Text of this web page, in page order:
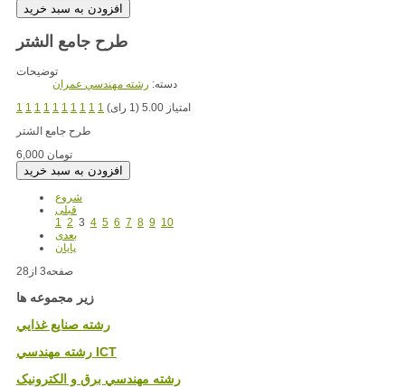
طرح جامع الشتر
توضیحات
دسته: رشته مهندسي عمران
1 1 1 1 1 1 1 1 1 1
امتیاز 5.00 (1 رای)
طرح جامع الشتر
6,000 تومان
شروع
قبلی
1 2 3 4 5 6 7 8 9 10
بعدی
پایان
صفحه3 از28
زیر مجموعه ها
رشته صنايع غذايي
رشته مهندسي ICT
رشته مهندسي برق و الکترونيک